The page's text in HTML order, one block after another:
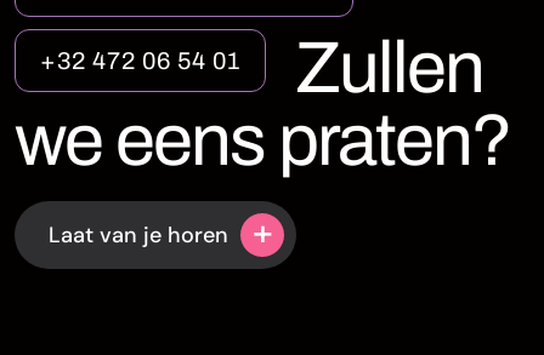
+32 472 06 54 01 Zullen
weeens praten?
Laat van je horen +